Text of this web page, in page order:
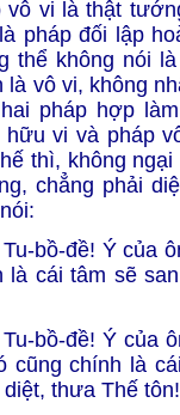
vô vi là thật
pháp đối lập
thể không nói
là vô vi, không
pháp hợp
hữu vi và pháp
thì, không
chẳng phải
nói:
Tu-bồ-đề! Ý của
là cái tâm sẽ
Tu-bồ-đề! Ý của
cũng chính là
diệt, thưa Thế